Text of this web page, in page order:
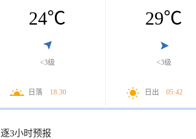
24℃
<3级
日落 18:30
29℃
<3级
日出 05:42
逐3小时预报